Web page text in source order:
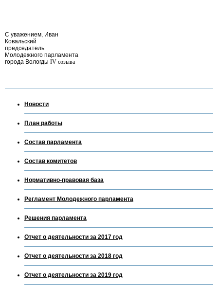
С уважением, Иван
Ковальский
председатель
Молодежного парламента
города Вологды IV созыва
Новости
План работы
Состав парламента
Состав комитетов
Нормативно-правовая база
Регламент Молодежного парламента
Решения парламента
Отчет о деятельности за 2017 год
Отчет о деятельности за 2018 год
Отчет о деятельности за 2019 год